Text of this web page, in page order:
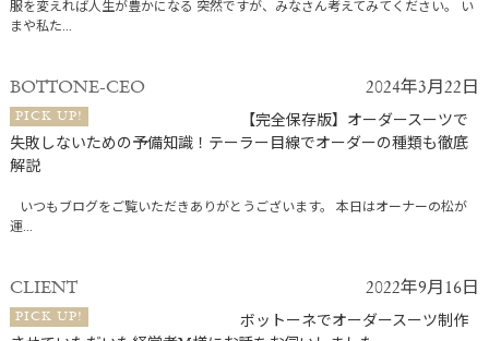
服を変えれば人生が豊かになる 突然ですが、みなさん考えてみてください。 い
まや私た...
BOTTONE-CEO 2024年3月22日
PICK UP!
【完全保存版】オーダースーツで
失敗しないための予備知識！テーラー目線でオーダーの種類も徹底
解説
いつもブログをご覧いただきありがとうございます。 本日はオーナーの松が
運...
CLIENT 2022年9月16日
PICK UP!
ボットーネでオーダースーツ制作